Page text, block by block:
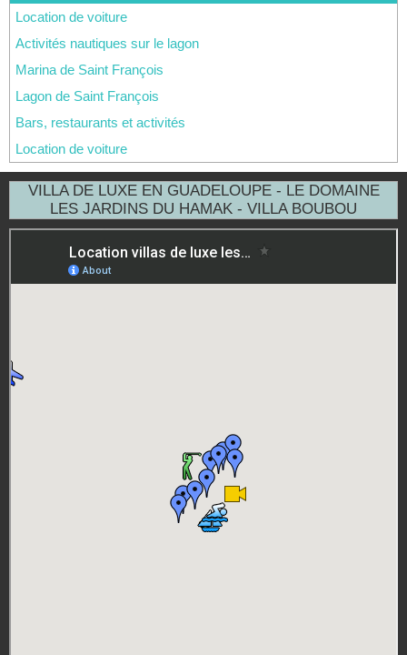
Location de voiture
Activités nautiques sur le lagon
Marina de Saint François
Lagon de Saint François
Bars, restaurants et activités
Location de voiture
VILLA DE LUXE EN GUADELOUPE - LE DOMAINE
LES JARDINS DU HAMAK - VILLA BOUBOU